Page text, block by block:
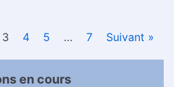
3 4 5 … 7 Suivant »
en cours